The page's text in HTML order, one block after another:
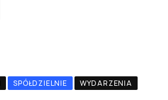
SPÓŁDZIELNIE WYDARZENIA